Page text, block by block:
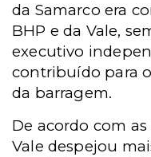
da Samarco era
BHP e da Vale,
executivo
contribuído para
da barragem.
De acordo com
Vale despejou